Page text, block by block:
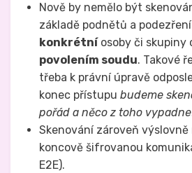
Nově by nemělo být
základě podnětů a
konkrétníosoby či skupiny
povolením soudu. Takové
třeba k právní úpravě
konec přístupu budeme
pořád a něco z toho vypadne
Skenování zároveň výslovně
koncově šifrovanou
E2E).